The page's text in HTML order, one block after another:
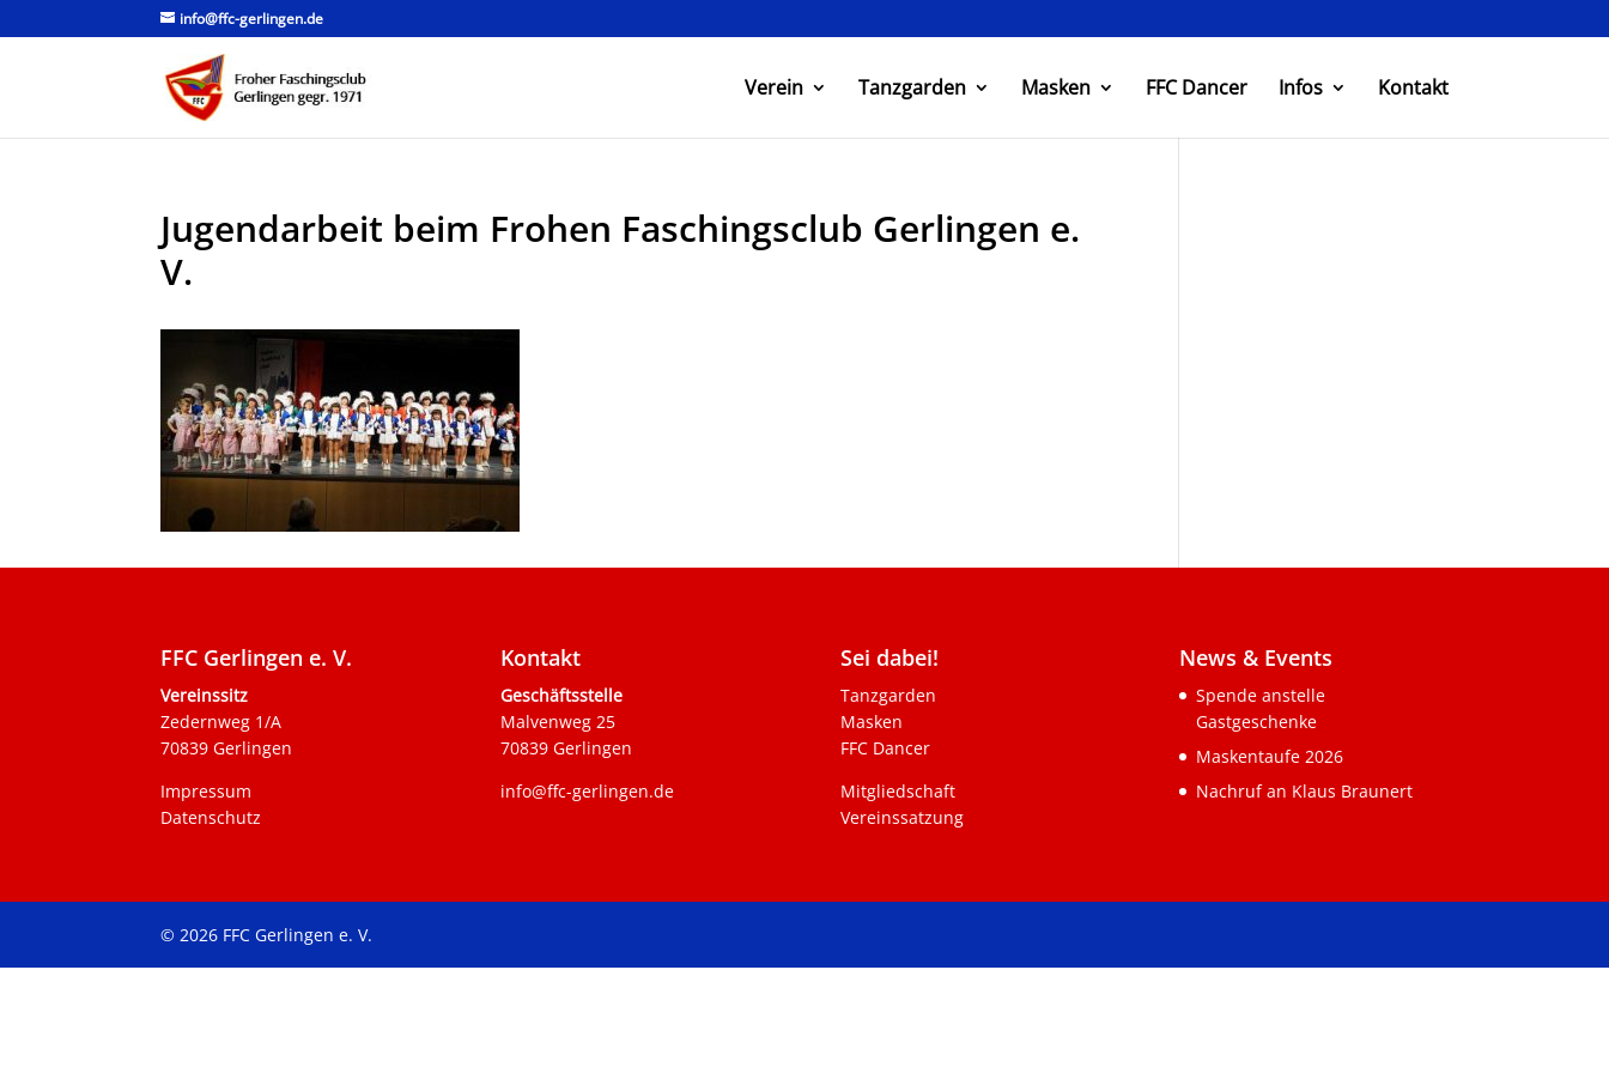
info@ffc-gerlingen.de
Verein Tanzgarden Masken FFC Dancer Infos Kontakt
Jugendarbeit beim Frohen Faschingsclub Gerlingen e.
V.
FFC Gerlingen e. V.
Vereinssitz
Zedernweg 1/A
70839 Gerlingen
Impressum
Datenschutz
Kontakt
Geschäftsstelle
Malvenweg 25
70839 Gerlingen
info@ffc-gerlingen.de
Sei dabei!
Tanzgarden
Masken
FFC Dancer
Mitgliedschaft
Vereinssatzung
News & Events
Spende anstelle
Gastgeschenke
Maskentaufe 2026
Nachruf an Klaus Braunert
© 2026 FFC Gerlingen e. V.